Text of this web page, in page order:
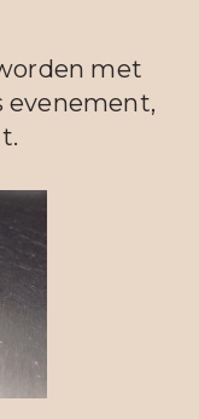
met
evenement,